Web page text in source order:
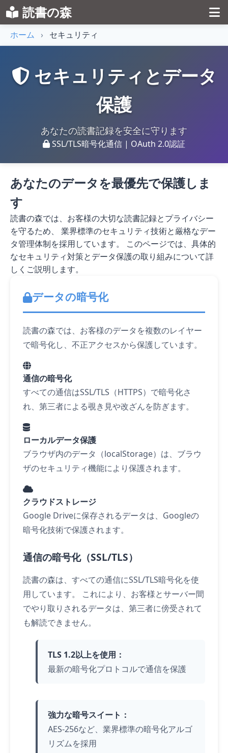
ホーム › セキュリティ
読書の森
セキュリティとデータ
保護
あなたの読書記録を安全に守ります
SSL/TLS暗号化通信 | OAuth 2.0認証
あなたのデータを最優先で保護しま
す
読書の森では、お客様の大切な読書記録とプライバシー
を守るため、 業界標準のセキュリティ技術と厳格なデー
タ管理体制を採用しています。 このページでは、具体的
なセキュリティ対策とデータ保護の取り組みについて詳
しくご説明します。
データの暗号化
読書の森では、お客様のデータを複数のレイヤー
で暗号化し、不正アクセスから保護しています。
通信の暗号化
すべての通信はSSL/TLS（HTTPS）で暗号化さ
れ、第三者による覗き見や改ざんを防ぎます。
ローカルデータ保護
ブラウザ内のデータ（localStorage）は、ブラウ
ザのセキュリティ機能により保護されます。
クラウドストレージ
Google Driveに保存されるデータは、Googleの
暗号化技術で保護されます。
通信の暗号化（SSL/TLS）
読書の森は、すべての通信にSSL/TLS暗号化を使
用しています。 これにより、お客様とサーバー間
でやり取りされるデータは、第三者に傍受されて
も解読できません。
TLS 1.2以上を使用：
最新の暗号化プロトコルで通信を保護
強力な暗号スイート：
AES-256など、業界標準の暗号化アルゴ
リズムを採用